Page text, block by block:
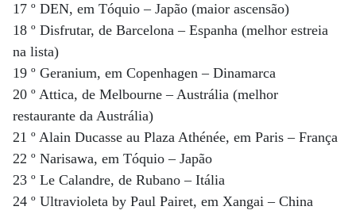
17 º DEN, em Tóquio – Japão (maior ascensão)
18 º Disfrutar, de Barcelona – Espanha (melhor estreia
na lista)
19 º Geranium, em Copenhagen – Dinamarca
20 º Attica, de Melbourne – Austrália (melhor
restaurante da Austrália)
21 º Alain Ducasse au Plaza Athénée, em Paris – França
22 º Narisawa, em Tóquio – Japão
23 º Le Calandre, de Rubano – Itália
24 º Ultravioleta by Paul Pairet, em Xangai – China